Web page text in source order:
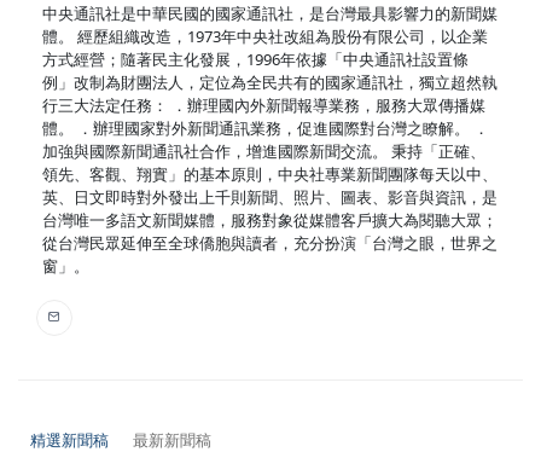
中央通訊社是中華民國的國家通訊社，是台灣最具影響力的新聞媒
體。 經歷組織改造，1973年中央社改組為股份有限公司，以企業
方式經營；隨著民主化發展，1996年依據「中央通訊社設置條
例」改制為財團法人，定位為全民共有的國家通訊社，獨立超然執
行三大法定任務： ．辦理國內外新聞報導業務，服務大眾傳播媒
體。 ．辦理國家對外新聞通訊業務，促進國際對台灣之瞭解。 ．
加強與國際新聞通訊社合作，增進國際新聞交流。 秉持「正確、
領先、客觀、翔實」的基本原則，中央社專業新聞團隊每天以中、
英、日文即時對外發出上千則新聞、照片、圖表、影音與資訊，是
台灣唯一多語文新聞媒體，服務對象從媒體客戶擴大為閱聽大眾；
從台灣民眾延伸至全球僑胞與讀者，充分扮演「台灣之眼，世界之
窗」。
精選新聞稿 最新新聞稿